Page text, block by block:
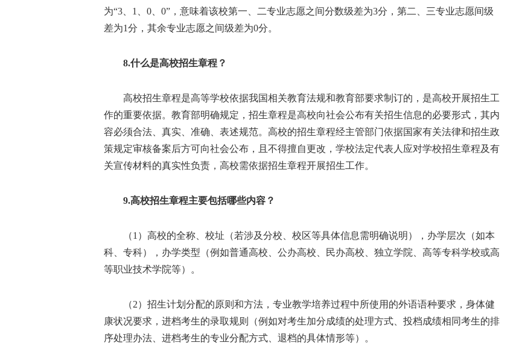
为“3、1、0、0”，意味着该校第一、二专业志愿之间分数级差为3分，第二、三专业志愿间级
差为1分，其余专业志愿之间级差为0分。
8.什么是高校招生章程？
高校招生章程是高等学校依据我国相关教育法规和教育部要求制订的，是高校开展招生工
作的重要依据。教育部明确规定，招生章程是高校向社会公布有关招生信息的必要形式，其内
容必须合法、真实、准确、表述规范。高校的招生章程经主管部门依据国家有关法律和招生政
策规定审核备案后方可向社会公布，且不得擅自更改，学校法定代表人应对学校招生章程及有
关宣传材料的真实性负责，高校需依据招生章程开展招生工作。
9.高校招生章程主要包括哪些内容？
（1）高校的全称、校址（若涉及分校、校区等具体信息需明确说明），办学层次（如本
科、专科），办学类型（例如普通高校、公办高校、民办高校、独立学院、高等专科学校或高
等职业技术学院等）。
（2）招生计划分配的原则和方法，专业教学培养过程中所使用的外语语种要求，身体健
康状况要求，进档考生的录取规则（例如对考生加分成绩的处理方式、投档成绩相同考生的排
序处理办法、进档考生的专业分配方式、退档的具体情形等）。